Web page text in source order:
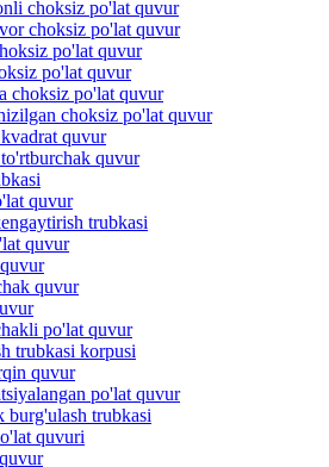
choksiz po'lat quvur
choksiz po'lat quvur
po'lat quvur
po'lat quvur
choksiz po'lat quvur
choksiz po'lat quvur
quvur
quvur
quvur
trubkasi
quvur
quvur
po'lat quvur
trubkasi korpusi
quvur
po'lat quvur
burg'ulash trubkasi
quvuri